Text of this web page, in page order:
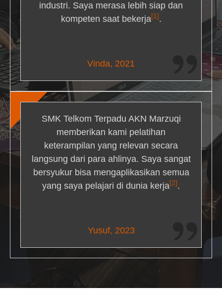
industri. Saya merasa lebih siap dan
kompeten saat bekerja[1] .
Vinda, 2021
SMK Telkom Terpadu AKN Marzuqi
memberikan kami pelatihan
keterampilan yang relevan secara
langsung dari para ahlinya. Saya sangat
bersyukur bisa mengaplikasikan semua
yang saya pelajari di dunia kerja[2] .
Yusuf, 2023